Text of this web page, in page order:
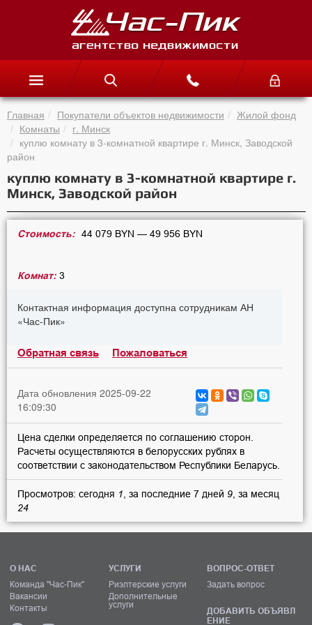
Главная Покупатели объектов недвижимости
Жилой фонд
Комнаты
г. Минск
куплю комнату в 3-комнатной квартире г. Минск, Заводской
район
куплю комнату в 3-комнатной квартире г.
Минск, Заводской район
Стоимость: 44 079 BYN — 49 956 BYN
Комнат: 3
Контактная информация доступна сотрудникам АН
«Час-Пик»
Обратная связь Пожаловаться
Дата обновления 2025-09-22
16:09:30
Цена сделки определяется по соглашению сторон.
Расчеты осуществляются в белорусских рублях в
соответствии с законодательством Республики Беларусь.
Просмотров: сегодня 1 , за последние 7 дней 9 , за месяц
24
О НАС
Команда "Час-Пик"
Вакансии
Контакты
УСЛУГИ
Риэлтерские услуги
Дополнительные
услуги
ВОПРОС-ОТВЕТ
Задать вопрос
ДОБАВИТЬ ОБЪЯВЛ
ЕНИЕ